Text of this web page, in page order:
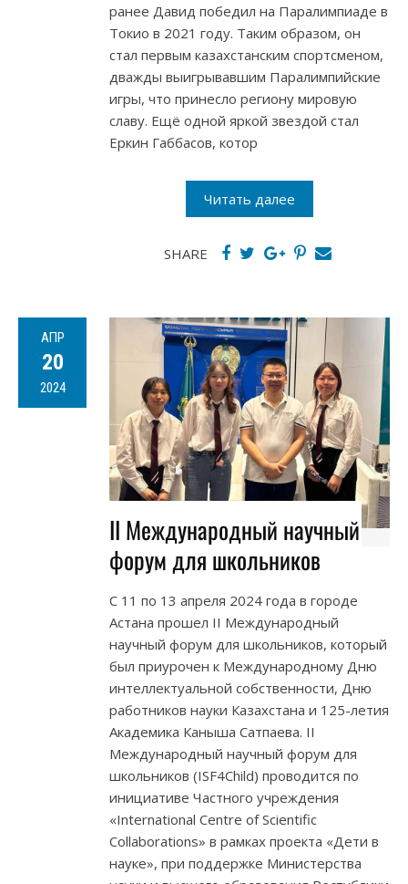
ранее Давид победил на Паралимпиаде в
Токио в 2021 году. Таким образом, он
стал первым казахстанским спортсменом,
дважды выигрывавшим Паралимпийские
игры, что принесло региону мировую
славу. Ещё одной яркой звездой стал
Еркин Габбасов, котор
Читать далее
SHARE
АПР
20
2024
ІІ Международный научный
форум для школьников
С 11 по 13 апреля 2024 года в городе
Астана прошел ІІ Международный
научный форум для школьников, который
был приурочен к Международному Дню
интеллектуальной собственности, Дню
работников науки Казахстана и 125-летия
Академика Каныша Сатпаева. ІІ
Международный научный форум для
школьников (ISF4Child) проводится по
инициативе Частного учреждения
«International Centre of Scientific
Collaborations» в рамках проекта «Дети в
науке», при поддержке Министерства